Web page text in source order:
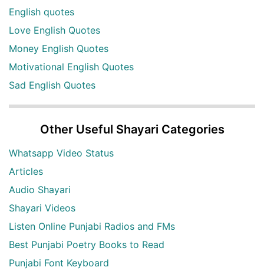
English quotes
Love English Quotes
Money English Quotes
Motivational English Quotes
Sad English Quotes
Other Useful Shayari Categories
Whatsapp Video Status
Articles
Audio Shayari
Shayari Videos
Listen Online Punjabi Radios and FMs
Best Punjabi Poetry Books to Read
Punjabi Font Keyboard